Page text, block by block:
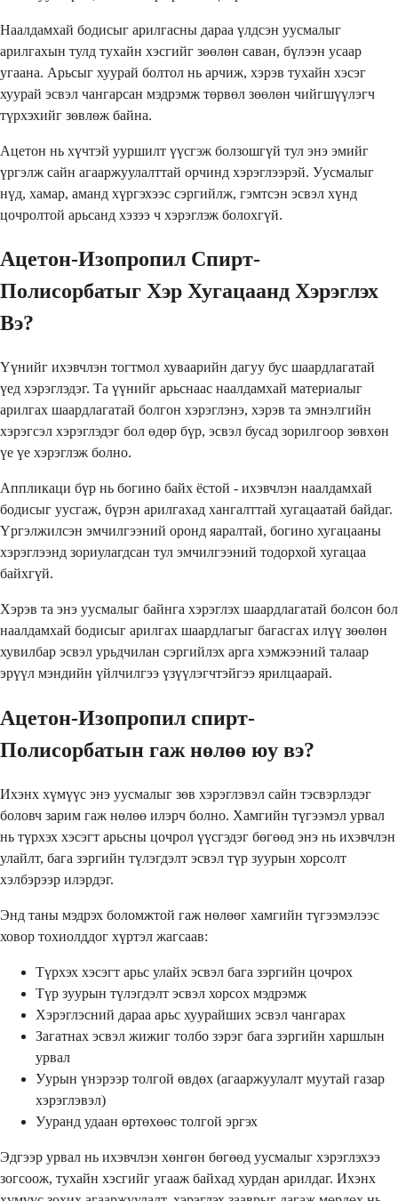
Наалдамхай бодисыг арилгасны дараа үлдсэн уусмалыг
арилгахын тулд тухайн хэсгийг зөөлөн саван, бүлээн усаар
угаана. Арьсыг хуурай болтол нь арчиж, хэрэв тухайн хэсэг
хуурай эсвэл чангарсан мэдрэмж төрвөл зөөлөн чийгшүүлэгч
түрхэхийг зөвлөж байна.
Ацетон нь хүчтэй ууршилт үүсгэж болзошгүй тул энэ эмийг
үргэлж сайн агааржуулалттай орчинд хэрэглээрэй. Уусмалыг
нүд, хамар, аманд хүргэхээс сэргийлж, гэмтсэн эсвэл хүнд
цочролтой арьсанд хэзээ ч хэрэглэж болохгүй.
Ацетон-Изопропил Спирт-
Полисорбатыг Хэр Хугацаанд Хэрэглэх
Вэ?
Үүнийг ихэвчлэн тогтмол хуваарийн дагуу бус шаардлагатай
үед хэрэглэдэг. Та үүнийг арьснаас наалдамхай материалыг
арилгах шаардлагатай болгон хэрэглэнэ, хэрэв та эмнэлгийн
хэрэгсэл хэрэглэдэг бол өдөр бүр, эсвэл бусад зорилгоор зөвхөн
үе үе хэрэглэж болно.
Аппликаци бүр нь богино байх ёстой - ихэвчлэн наалдамхай
бодисыг уусгаж, бүрэн арилгахад хангалттай хугацаатай байдаг.
Үргэлжилсэн эмчилгээний оронд яаралтай, богино хугацааны
хэрэглээнд зориулагдсан тул эмчилгээний тодорхой хугацаа
байхгүй.
Хэрэв та энэ уусмалыг байнга хэрэглэх шаардлагатай болсон бол
наалдамхай бодисыг арилгах шаардлагыг багасгах илүү зөөлөн
хувилбар эсвэл урьдчилан сэргийлэх арга хэмжээний талаар
эрүүл мэндийн үйлчилгээ үзүүлэгчтэйгээ ярилцаарай.
Ацетон-Изопропил спирт-
Полисорбатын гаж нөлөө юу вэ?
Ихэнх хүмүүс энэ уусмалыг зөв хэрэглэвэл сайн тэсвэрлэдэг
боловч зарим гаж нөлөө илэрч болно. Хамгийн түгээмэл урвал
нь түрхэх хэсэгт арьсны цочрол үүсгэдэг бөгөөд энэ нь ихэвчлэн
улайлт, бага зэргийн түлэгдэлт эсвэл түр зуурын хорсолт
хэлбэрээр илэрдэг.
Энд таны мэдрэх боломжтой гаж нөлөөг хамгийн түгээмэлээс
ховор тохиолддог хүртэл жагсаав:
Түрхэх хэсэгт арьс улайх эсвэл бага зэргийн цочрох
Түр зуурын түлэгдэлт эсвэл хорсох мэдрэмж
Хэрэглэсний дараа арьс хуурайших эсвэл чангарах
Загатнах эсвэл жижиг толбо зэрэг бага зэргийн харшлын
урвал
Уурын үнэрээр толгой өвдөх (агааржуулалт муутай газар
хэрэглэвэл)
Ууранд удаан өртөхөөс толгой эргэх
Эдгээр урвал нь ихэвчлэн хөнгөн бөгөөд уусмалыг хэрэглэхээ
зогсоож, тухайн хэсгийг угааж байхад хурдан арилдаг. Ихэнх